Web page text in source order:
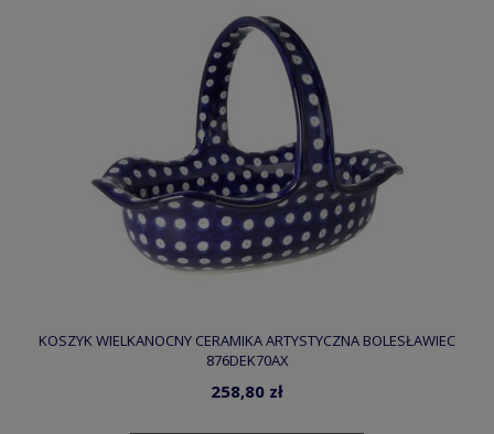
KOSZYK WIELKANOCNY CERAMIKA ARTYSTYCZNA BOLESŁAWIEC
876DEK70AX
258,80 zł